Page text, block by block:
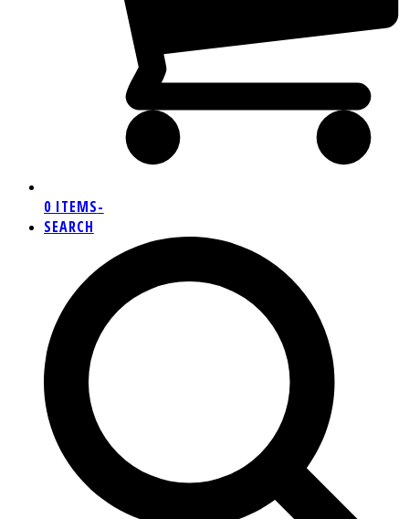
0 ITEMS-
SEARCH